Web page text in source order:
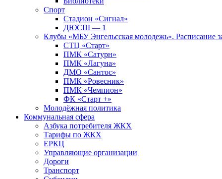
Спорт
Стадион «Сигнал»
ДЮСШ — 1
Клубы «МБУ Энгельсская молодежь». Расписание
СТЦ «Старт»
ПМК «Сатурн»
ПМК «Лагуна»
ДМО «Сантос»
ПМК «Ровесник»
ПМК «Чемпион»
ФК «Старт +»
Молодёжная политика
Коммунальная сфера
Азбука потребителя ЖКХ
Тарифы по ЖКХ
ЕРКЦ
Управляющие организации
Дороги
Транспорт